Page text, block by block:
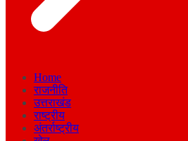
Home
राजनीति
उत्तराखंड
राष्ट्रीय
अंतर्राष्ट्रीय